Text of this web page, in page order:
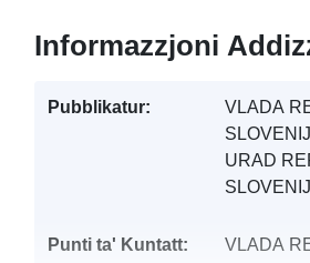
Informazzjoni
Pubblikatur:
VLADA
URAD
Punti ta' Kuntatt:
VLADA